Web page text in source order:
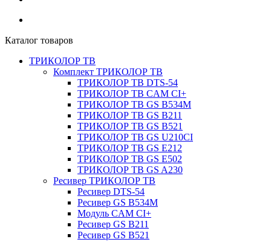
Каталог товаров
ТРИКОЛОР ТВ
Комплект ТРИКОЛОР ТВ
ТРИКОЛОР ТВ DTS-54
ТРИКОЛОР ТВ CAM CI+
ТРИКОЛОР ТВ GS B534M
ТРИКОЛОР ТВ GS B211
ТРИКОЛОР ТВ GS B521
ТРИКОЛОР ТВ GS U210CI
ТРИКОЛОР ТВ GS E212
ТРИКОЛОР ТВ GS E502
ТРИКОЛОР ТВ GS A230
Ресивер ТРИКОЛОР ТВ
Ресивер DTS-54
Ресивер GS B534M
Модуль CAM CI+
Ресивер GS B211
Ресивер GS B521